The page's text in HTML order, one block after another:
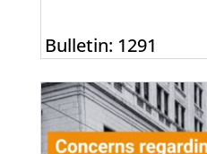
Bulletin: 1291